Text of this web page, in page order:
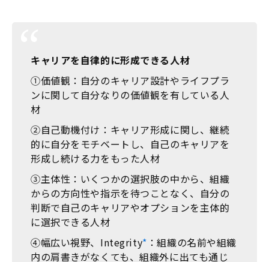
キャリアを自律的に形成できる人材
①価値観：自分のキャリア設計やライフプラ
ンに関して自分なりの価値観を有している人
材
②自己動機付け：キャリア形成に関し、継続
的に自分をモチベートし、自己のキャリアを
形成し続ける力をもった人材
③主体性：いくつかの選択肢の中から、組織
からの方向性や指示を待つことなく、自分の
判断で自己のキャリアやオプションを主体的
に選択できる人材
④幅広い視野、Integrity* ：組織の名前や組織
内の肩書きがなくても、組織外に出ても通じ